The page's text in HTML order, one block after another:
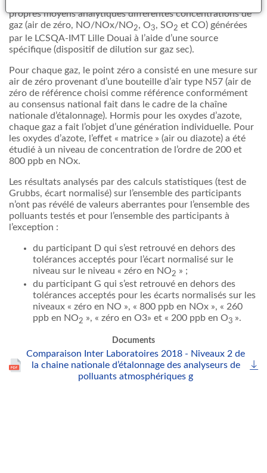
propres moyens analytiques différentes concentrations de
gaz (air de zéro, NO/NOx/NO2, O3, SO2 et CO) générées
par le LCSQA-IMT Lille Douai à l’aide d’une source
spécifique (dispositif de dilution sur gaz sec).
Pour chaque gaz, le point zéro a consisté en une mesure sur
air de zéro provenant d’une bouteille d’air type N57 (air de
zéro de référence choisi comme référence conformément
au consensus national fait dans le cadre de la chaîne
nationale d’étalonnage). Hormis pour les oxydes d’azote,
chaque gaz a fait l’objet d’une génération individuelle. Pour
les oxydes d’azote, l’effet « matrice » (air ou diazote) a été
étudié à un niveau de concentration de l’ordre de 200 et
800 ppb en NOx.
Les résultats analysés par des calculs statistiques (test de
Grubbs, écart normalisé) sur l’ensemble des participants
n’ont pas révélé de valeurs aberrantes pour l’ensemble des
polluants testés et pour l’ensemble des participants à
l’exception :
du participant D qui s’est retrouvé en dehors des
tolérances acceptés pour l’écart normalisé sur le
niveau sur le niveau « zéro en NO2 » ;
du participant G qui s’est retrouvé en dehors des
tolérances acceptés pour les écarts normalisés sur les
niveaux « zéro en NO », « 800 ppb en NOx », « 260
ppb en NO2 », « zéro en O3» et « 200 ppb en O3 ».
Documents
Comparaison Inter Laboratoires 2018 - Niveaux 2 de
la chaine nationale d’étalonnage des analyseurs de
polluants atmosphériques g